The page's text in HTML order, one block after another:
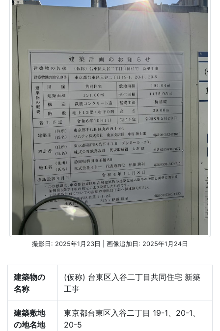
撮影日: 2025年1月23日 | 画像追加日: 2025年1月24日
建築物の
名称
(仮称) 台東区入谷二丁目共同住宅 新築
工事
建築敷地
の地名地
東京都台東区入谷二丁目 19-1、20-1、
20-5